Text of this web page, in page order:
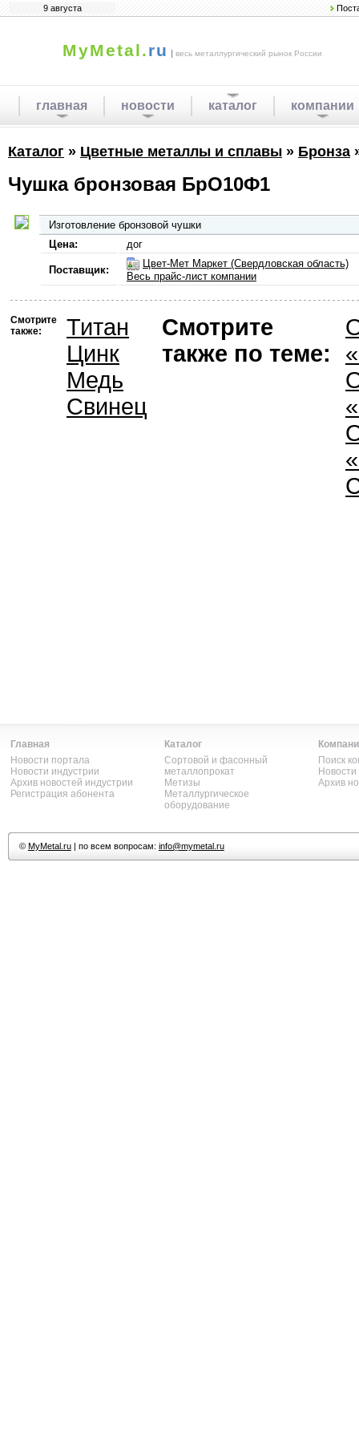
9 августа
MyMetal.ru | весь металлургический рынок России
главная новости каталог компании
Каталог » Цветные металлы и сплавы » Бронза
Чушка бронзовая БрО10Ф1
Изготовление бронзовой чушки
Цена:
дог
Поставщик:
Цвет-Мет Маркет (Свердловская область)
Весь прайс-лист компании
Смотрите
также:
Титан
Цинк
Медь
Свинец
Смотрите
также по теме:
Главная
Новости портала
Новости индустрии
Архив новостей индустрии
Регистрация абонента
Каталог
Сортовой и фасонный
металлопрокат
Метизы
Металлургическое
оборудование
Поиск
Архив
© MyMetal.ru| по всем вопросам: info@mymetal.ru